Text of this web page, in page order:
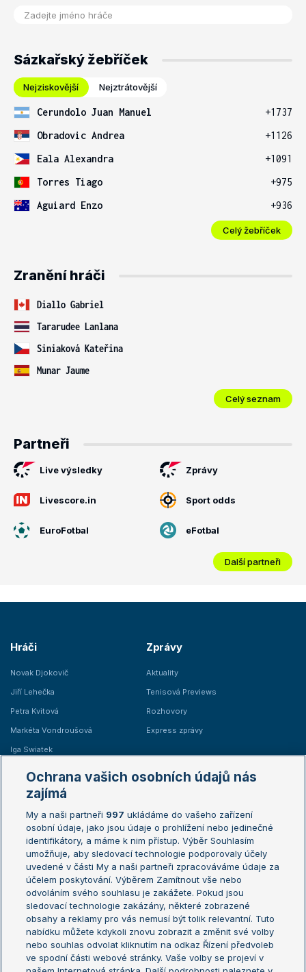
Sázkařský žebříček
Nejziskovější Nejztrátovější
Cerundolo Juan Manuel
+1737
Obradovic Andrea
+1126
Eala Alexandra
+1091
Torres Tiago
+975
Aguiard Enzo
+936
Celý žebříček
Zranění hráči
Diallo Gabriel
Tararudee Lanlana
Siniaková Kateřina
Munar Jaume
Celý seznam
Partneři
Live výsledky Zprávy
Livescore.in Sport odds
EuroFotbal eFotbal
Další partneři
Hráči
Novak Djokovič
Jiří Lehečka
Petra Kvitová
Markéta Vondroušová
Iga Swiatek
Zprávy
Aktuality
Tenisová Previews
Rozhovory
Express zprávy
Žebříčky
Žebříček ATP (muži)
Žebříček WTA (ženy)
Sázkařský žebříček
Australian Open
French Open
Wimbledon
US Open
Turnaj mistrů
Turnaj mistryň
Aktualní trendy
Fotbalové přestupy
Ochrana vašich osobních údajů nás
zajímá
My a naši partneři 997 ukládáme do vašeho zařízení
osobní údaje, jako jsou údaje o prohlížení nebo jedinečné
identifikátory, a máme k nim přístup. Výběr Souhlasím
umožňuje, aby sledovací technologie podporovaly účely
uvedené v části My a naši partneři zpracováváme údaje za
účelem poskytování. Výběrem Zamítnout vše nebo
odvoláním svého souhlasu je zakážete. Pokud jsou
sledovací technologie zakázány, některé zobrazené
obsahy a reklamy pro vás nemusí být tolik relevantní. Tuto
nabídku můžete kdykoli znovu zobrazit a změnit své volby
nebo souhlas odvolat kliknutím na odkaz Řízení předvoleb
ve spodní části webové stránky. Vaše volby se projeví v